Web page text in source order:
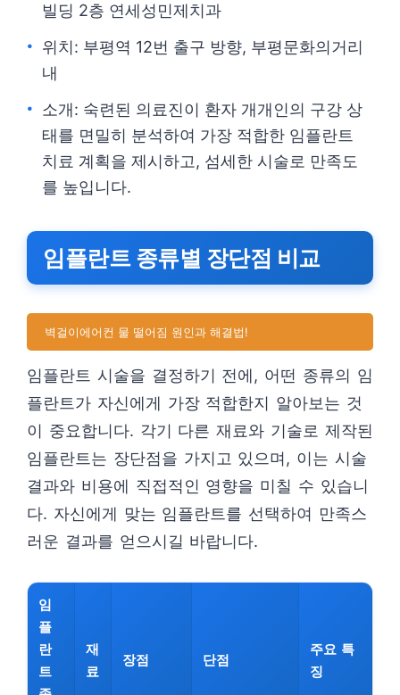
빌딩 2층 연세성민제치과
위치: 부평역 12번 출구 방향, 부평문화의거리
내
소개: 숙련된 의료진이 환자 개개인의 구강 상
태를 면밀히 분석하여 가장 적합한 임플란트
치료 계획을 제시하고, 섬세한 시술로 만족도
를 높입니다.
임플란트 종류별 장단점 비교
벽걸이에어컨 물 떨어짐 원인과 해결법!
임플란트 시술을 결정하기 전에, 어떤 종류의 임
플란트가 자신에게 가장 적합한지 알아보는 것
이 중요합니다. 각기 다른 재료와 기술로 제작된
임플란트는 장단점을 가지고 있으며, 이는 시술
결과와 비용에 직접적인 영향을 미칠 수 있습니
다. 자신에게 맞는 임플란트를 선택하여 만족스
러운 결과를 얻으시길 바랍니다.
임
플
란
트
재
료
장점 단점
주요 특
징